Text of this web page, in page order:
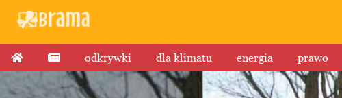
odkrywki dla klimatu energia prawo